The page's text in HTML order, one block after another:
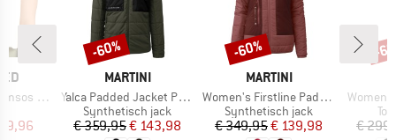
Hemp
prijs
MERK
MARTINI
Artikel
Yalca Padded Jacket Primaloft
Productgroep
Synthetisch jack
Prijs
€ 359,95Verlaagde prijs
€ 143,98
Korting
-60%
MERK
MARTINI
Artikel
Women's Firstline Padded Jacket G-Loft
Productgroep
Synthetisch jack
Prijs
€ 349,95Verlaagde prijs
€ 139,98
Korting
-60%
Artikel
€
-